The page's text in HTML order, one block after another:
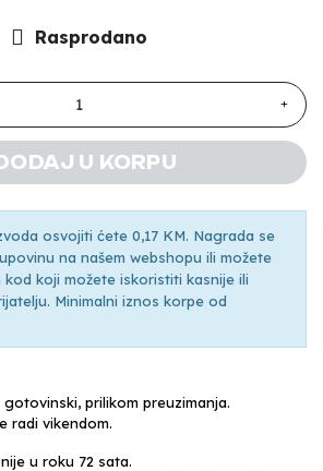
Rasprodano
U KORPU
osvojiti ćete 0,17 KM. Nagrada se
na našem webshopu ili možete
koji možete iskoristiti kasnije ili
Minimalni iznos korpe od
gotovinski, prilikom preuzimanja.
radi vikendom.
u roku 72 sata.